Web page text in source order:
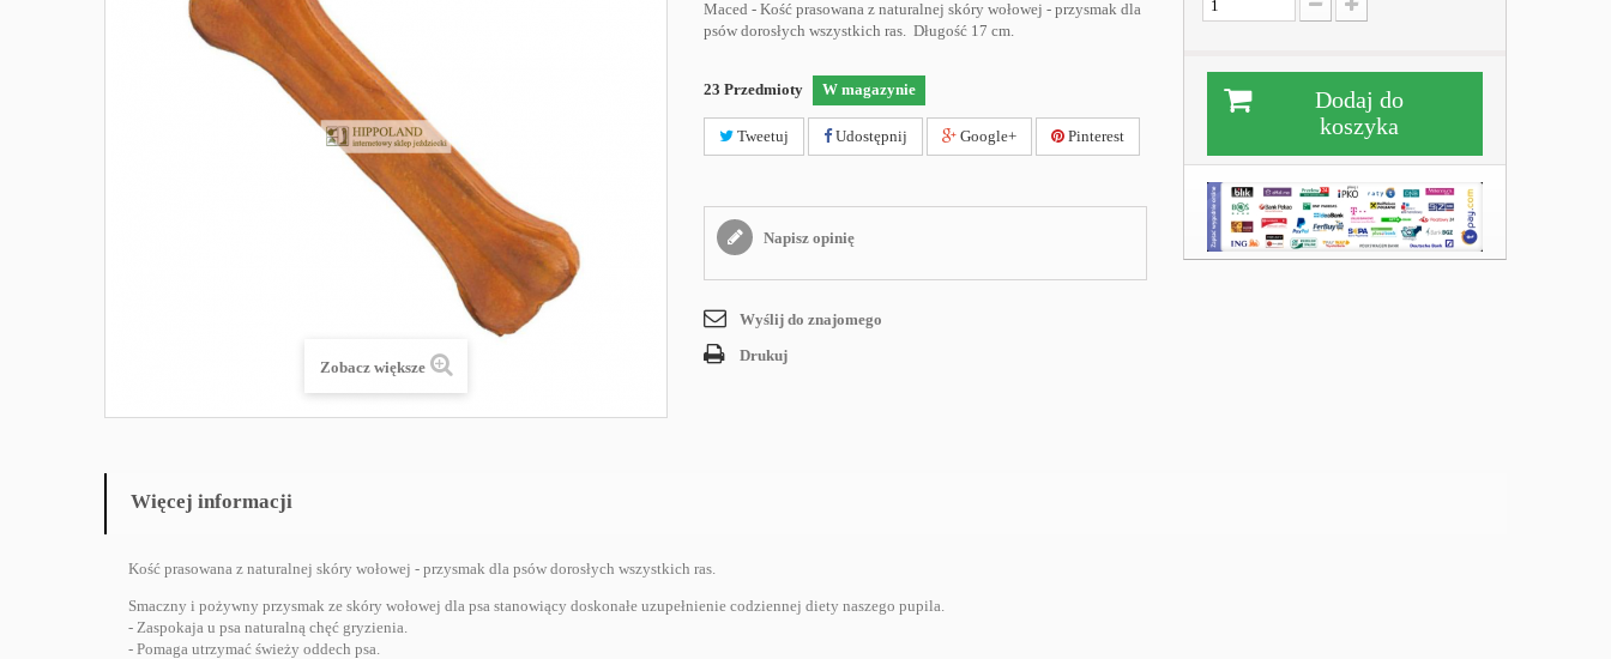
Zobacz większe
Maced - Kość prasowana z naturalnej skóry wołowej - przysmak dla
psów dorosłych wszystkich ras. Długość 17 cm.
23 Przedmioty W magazynie
Tweetuj Udostępnij Google+ Pinterest
Napisz opinię
Wyślij do znajomego
Drukuj
Dodaj do
koszyka
Więcej informacji
Kość prasowana z naturalnej skóry wołowej - przysmak dla psów dorosłych wszystkich ras.
Smaczny i pożywny przysmak ze skóry wołowej dla psa stanowiący doskonałe uzupełnienie codziennej diety naszego pupila.
- Zaspokaja u psa naturalną chęć gryzienia.
- Pomaga utrzymać świeży oddech psa.